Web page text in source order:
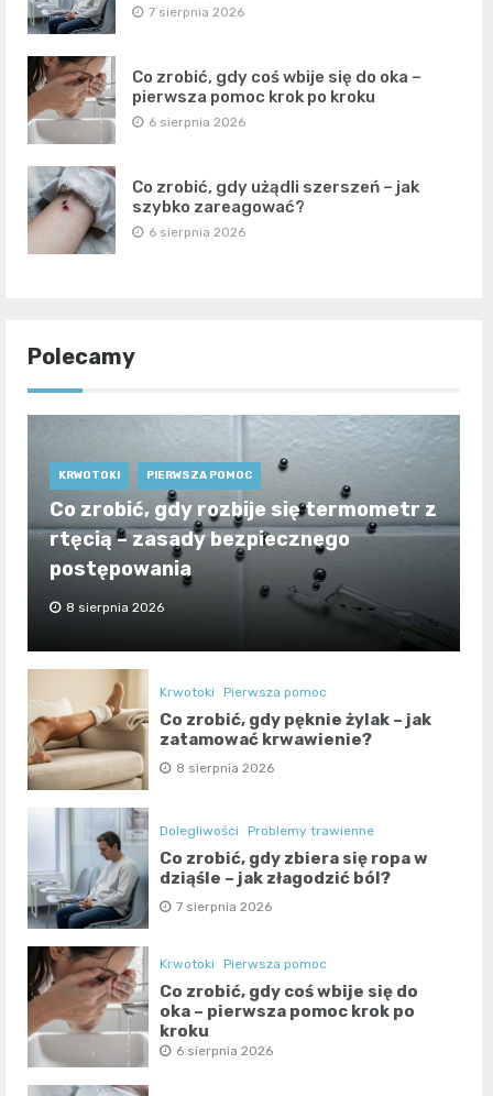
7 sierpnia 2026
Co zrobić, gdy coś wbije się do oka –
pierwsza pomoc krok po kroku
6 sierpnia 2026
Co zrobić, gdy użądli szerszeń – jak
szybko zareagować?
6 sierpnia 2026
Polecamy
KRWOTOKI PIERWSZA POMOC
Co zrobić, gdy rozbije się termometr z
rtęcią – zasady bezpiecznego
postępowania
8 sierpnia 2026
Krwotoki Pierwsza pomoc
Co zrobić, gdy pęknie żylak – jak
zatamować krwawienie?
8 sierpnia 2026
Dolegliwości Problemy trawienne
Co zrobić, gdy zbiera się ropa w
dziąśle – jak złagodzić ból?
7 sierpnia 2026
Krwotoki Pierwsza pomoc
Co zrobić, gdy coś wbije się do
oka – pierwsza pomoc krok po
kroku
6 sierpnia 2026